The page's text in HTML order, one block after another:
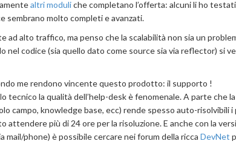
altri moduliche completano l’offerta: alcuni li ho
sembrano molto completi e avanzati.
ad alto traffico, ma penso che la scalabilità non sia un
nel codice (sia quello dato come source sia via reflector) si
me rendono vincente questo prodotto: il supporto !
tecnico la qualità dell’help-desk è fenomenale. A parte che
campo, knowledge base, ecc) rende spesso auto-risolvibili
attendere più di 24 ore per la risoluzione. E anche con la
phone) è possibile cercare nei forum della ricca DevNet